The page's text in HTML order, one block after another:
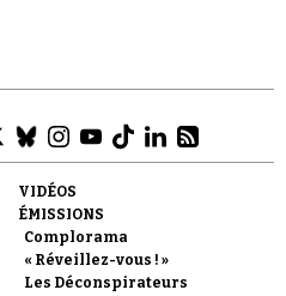
don
VIDÉOS
ÉMISSIONS
Complorama
« Réveillez-vous ! »
Les Déconspirateurs